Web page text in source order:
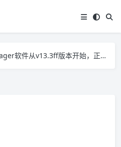
能，今后大家可自行更新ExtData1.dat数据文件并可批量下载游戏图片。感谢大家一直以来的支持！
能，今后大家可自行更新ExtData1.dat数据文件并可批量下载游戏图片。感谢大家一直以来的支持！